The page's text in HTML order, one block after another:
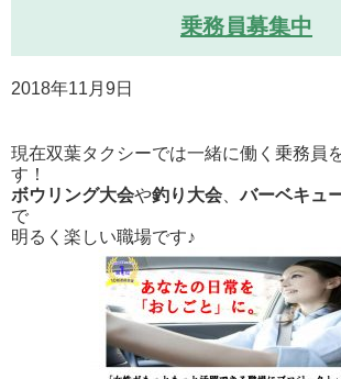
乗務員募集中
2018年11月9日
現在双葉タクシーでは一緒に働く乗務員
す！
ボウリング大会や釣り大会 、バーベキュ
で
明るく楽しい職場です♪